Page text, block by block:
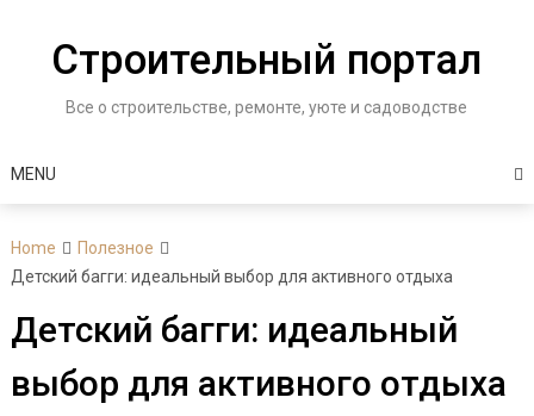
contentСтроительный портал
Все о строительстве, ремонте, уюте и садоводстве
MENU
Home
Полезное
Детский багги: идеальный выбор для активного отдыха
Детский багги: идеальный
выбор для активного отдыха